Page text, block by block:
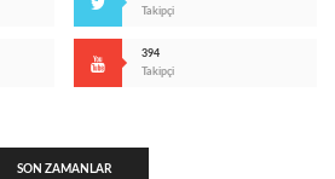
Takipçi
394
Takipçi
SON ZAMANLAR